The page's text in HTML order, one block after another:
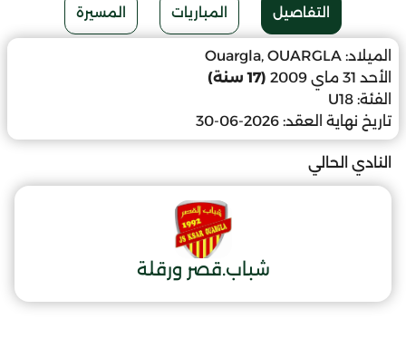
التفاصيل المباريات المسيرة
الميلاد: Ouargla, OUARGLA
الأحد 31 ماي 2009
(17 سنة)
الفئة: U18
تاريخ نهاية العقد: 2026-06-30
النادي الحالي
شباب.قصر ورقلة